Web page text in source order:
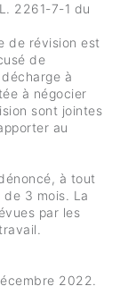
2261-7-1 du
de révision est
de
à
à négocier
sont jointes
au
à tout
3 mois. La
par les
2022.